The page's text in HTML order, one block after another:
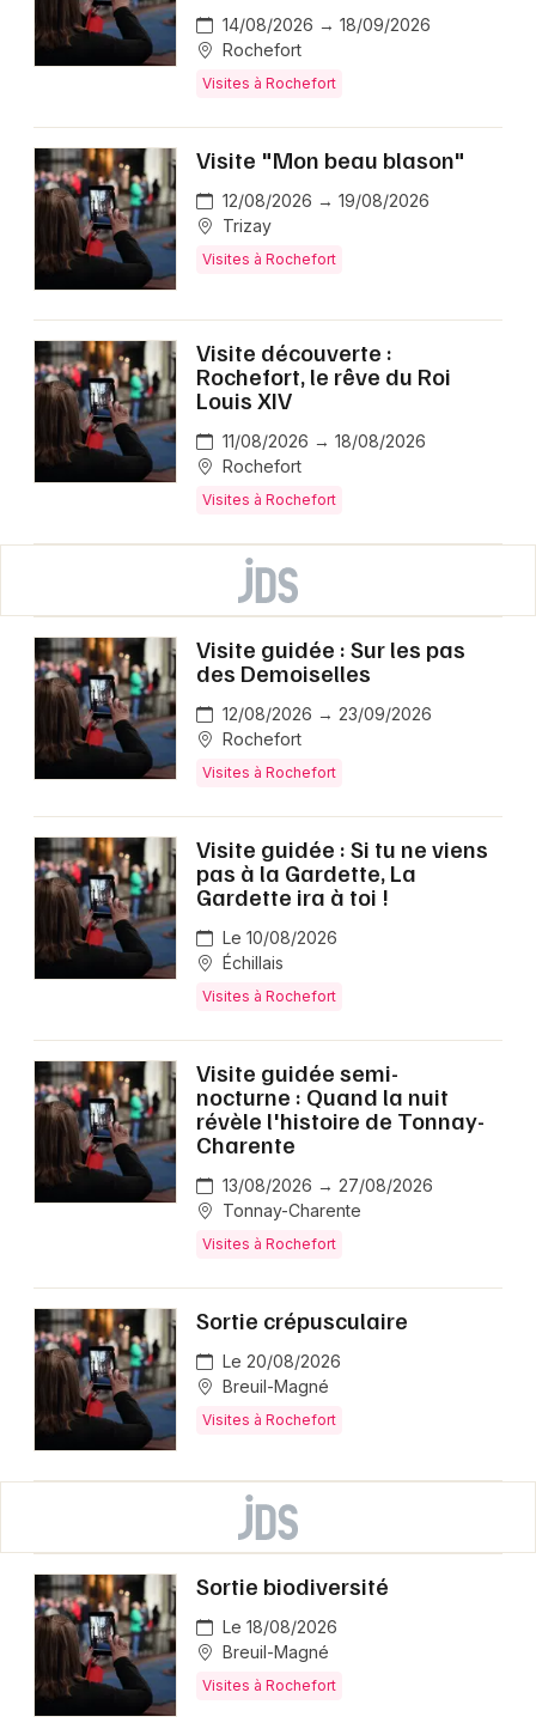
14/08/2026 → 18/09/2026
Rochefort
Visites à Rochefort
Visite "Mon beau blason"
12/08/2026 → 19/08/2026
Trizay
Visites à Rochefort
Visite découverte :
Rochefort, le rêve du Roi
Louis XIV
11/08/2026 → 18/08/2026
Rochefort
Visites à Rochefort
Visite guidée : Sur les pas
des Demoiselles
12/08/2026 → 23/09/2026
Rochefort
Visites à Rochefort
Visite guidée : Si tu ne viens
pas à la Gardette, La
Gardette ira à toi !
Le 10/08/2026
Échillais
Visites à Rochefort
Visite guidée semi-
nocturne : Quand la nuit
révèle l'histoire de Tonnay-
Charente
13/08/2026 → 27/08/2026
Tonnay-Charente
Visites à Rochefort
Sortie crépusculaire
Le 20/08/2026
Breuil-Magné
Visites à Rochefort
Sortie biodiversité
Le 18/08/2026
Breuil-Magné
Visites à Rochefort